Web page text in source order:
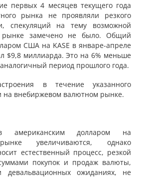
первых 4 месяцев текущего года
рынка не проявляли резкого
спекуляций на тему возможной
рынке замечено не было. Общий
США на KASE в январе-апреле
$9,8 миллиарда. Это на 6% меньше
период прошлого года.
в течение указанного
на внебиржевом валютном рынке.
американским долларом на
увеличиваются, однако
естественный процесс, резкой
покупок и продаж валюты,
девальвационных ожиданиях, не